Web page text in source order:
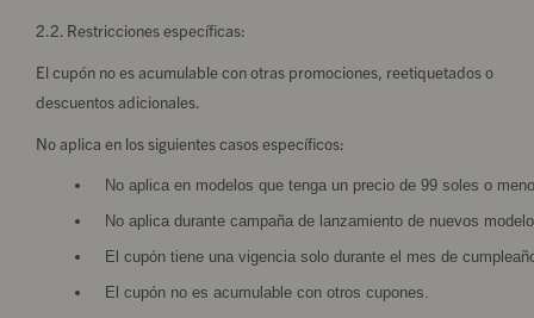
2.2. Restricciones específicas:
El cupón no es acumulable con otras promociones, reetiquetados o
descuentos adicionales.
No aplica en los siguientes casos específicos:
No aplica en modelos que tenga un precio de 99 soles o
No aplica durante campaña de lanzamiento de nuevos
El cupón tiene una vigencia solo durante el mes de
El cupón no es acumulable con otros cupones.